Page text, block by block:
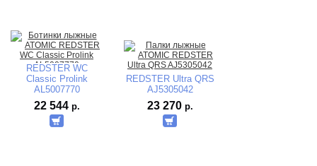
REDSTER WC
Classic Prolink
AL5007770
22 544 р.
REDSTER Ultra QRS
AJ5305042
23 270 р.